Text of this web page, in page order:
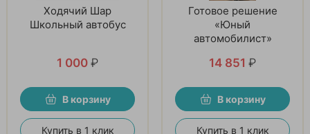
Ходячий Шар
Школьный автобус
1 000 ₽
В корзину
Купить в 1 клик
Готовое решение
«Юный
автомобилист»
14 851 ₽
В корзину
Купить в 1 клик